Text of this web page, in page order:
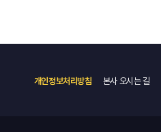
개인정보처리방침 본사 오시는 길